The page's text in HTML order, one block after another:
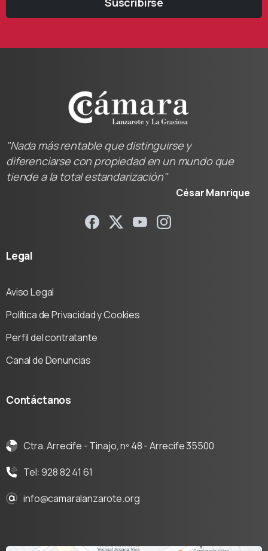
"Nada más rentable que distinguirse y
diferenciarse con propiedad en un mundo que
tiende a la total estandarización"
César Manrique
Legal
Aviso Legal
Política de Privacidad y Cookies
Perfil del contratante
Canal de Denuncias
Contáctanos
Ctra. Arrecife - Tinajo, nº 48 - Arrecife 35500
Tel: 928 82 41 61
info@camaralanzarote.org